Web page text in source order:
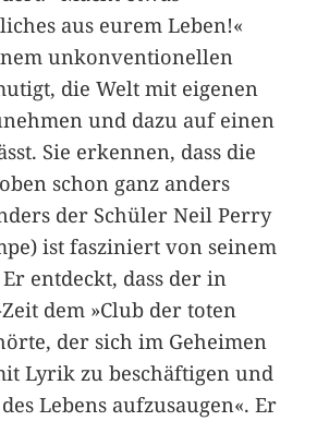
aus eurem Leben!«
unkonventionellen
die Welt mit eigenen
und dazu auf einen
Sie erkennen, dass die
schon ganz anders
der Schüler Neil Perry
ist fasziniert von seinem
entdeckt, dass der in
dem »Club der toten
der sich im Geheimen
Lyrik zu beschäftigen und
Lebens aufzusaugen«. Er